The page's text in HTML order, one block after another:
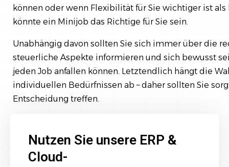
können oder wenn Flexibilität für Sie wichtiger ist
könnte ein Minijob das Richtige für Sie sein.
Unabhängig davon sollten Sie sich immer über die
steuerliche Aspekte informieren und sich bewusst
jeden Job anfallen können. Letztendlich hängt die
individuellen Bedürfnissen ab – daher sollten Sie
Entscheidung treffen.
Nutzen Sie unsere ERP &
Cloud-